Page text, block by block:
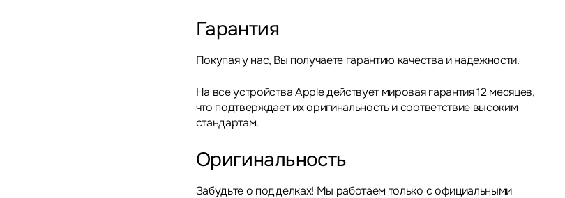
Гарантия
Покупая у нас, Вы получаете гарантию качества и надежности.
На все устройства Apple действует мировая гарантия 12 месяцев,
что подтверждает их оригинальность и соответствие высоким
стандартам.
Оригинальность
Забудьте о подделках! Мы работаем только с официальными